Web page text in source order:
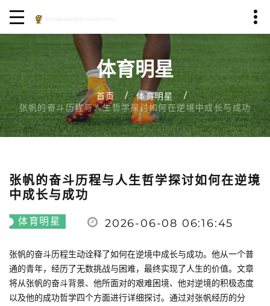
体育明星
首页
体育明星
张帆的奋斗历程与人生哲学探讨如何在逆境中成长与成功
张帆的奋斗历程与人生哲学探讨如何在逆境
中成长与成功
体育明星 2026-06-08 06:16:45
张帆的奋斗历程生动诠释了如何在逆境中成长与成功。他从一个普
通的青年，经历了无数挑战与困难，最终实现了人生的价值。文章
将从张帆的奋斗背景、他所面对的艰难困境、他对逆境的积极态度
以及他的成功哲学四个方面进行详细探讨。通过对张帆经历的分